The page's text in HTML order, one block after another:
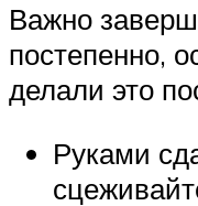
Важно
постепенно,
делали это
Руками